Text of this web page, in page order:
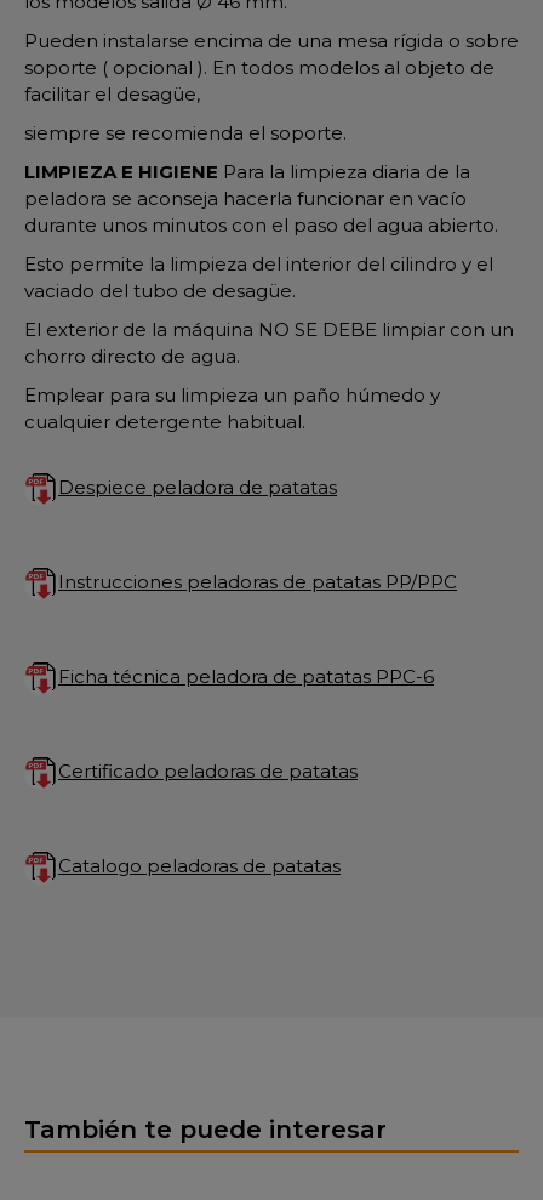
Pueden instalarse encima de una mesa rígida o sobre
soporte ( opcional ). En todos modelos al objeto de
facilitar el desagüe,
siempre se recomienda el soporte.
LIMPIEZA E HIGIENE Para la limpieza diaria de la
peladora se aconseja hacerla funcionar en vacío
durante unos minutos con el paso del agua abierto.
Esto permite la limpieza del interior del cilindro y el
vaciado del tubo de desagüe.
El exterior de la máquina NO SE DEBE limpiar con un
chorro directo de agua.
Emplear para su limpieza un paño húmedo y
cualquier detergente habitual.
Despiece peladora de patatas
Instrucciones peladoras de patatas PP/PPC
Ficha técnica peladora de patatas PPC-6
Certificado peladoras de patatas
Catalogo peladoras de patatas
También te puede interesar